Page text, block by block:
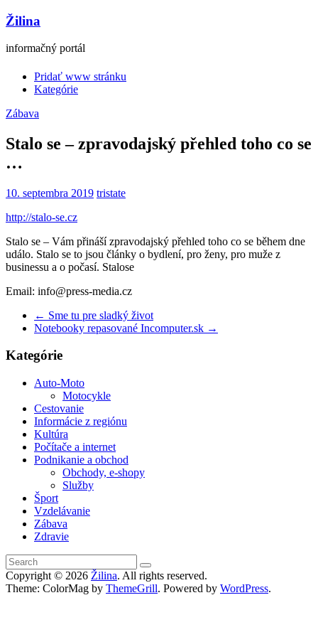
Žilina
informačný portál
Pridať www stránku
Kategórie
Zábava
Stalo se – zpravodajský přehled toho co se
…
10. septembra 2019 tristate
http://stalo-se.cz
Stalo se – Vám přináší zpravodajský přehled toho co se během dne
událo. Stalo se to jsou články o bydlení, pro ženy, pro muže z
businessu a o počasí. Stalose
Email: info@press-media.cz
← Sme tu pre sladký život
Notebooky repasované Incomputer.sk →
Kategórie
Auto-Moto
Motocykle
Cestovanie
Informácie z regiónu
Kultúra
Počítače a internet
Podnikanie a obchod
Obchody, e-shopy
Služby
Šport
Vzdelávanie
Zábava
Zdravie
Copyright © 2026 Žilina. All rights reserved.
Theme: ColorMag by ThemeGrill. Powered by WordPress.